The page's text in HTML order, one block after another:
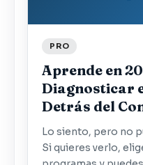
PRO
Aprende en
Diagnosticar
Detrás del
Lo siento, pero no
Si quieres verlo,